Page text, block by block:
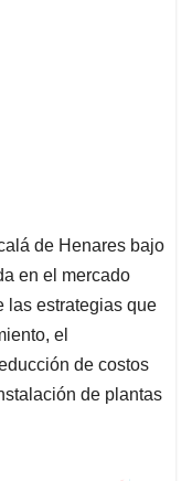
de Henares bajo
en el mercado
las estrategias que
el
de costos
de plantas